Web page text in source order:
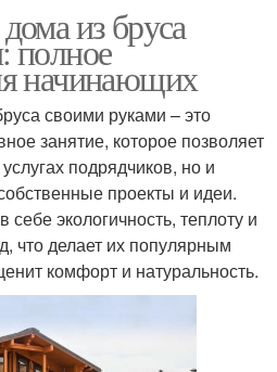
из бруса
полное
начинающих
своими руками – это
занятие, которое позволяет
подрядчиков, но и
проекты и идеи.
экологичность, теплоту и
что делает их популярным
комфорт и натуральность.